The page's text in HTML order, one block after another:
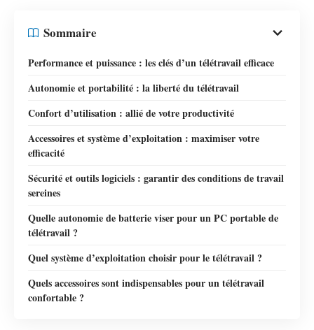
Sommaire
Performance et puissance : les clés d’un télétravail efficace
Autonomie et portabilité : la liberté du télétravail
Confort d’utilisation : allié de votre productivité
Accessoires et système d’exploitation : maximiser votre
efficacité
Sécurité et outils logiciels : garantir des conditions de travail
sereines
Quelle autonomie de batterie viser pour un PC portable de
télétravail ?
Quel système d’exploitation choisir pour le télétravail ?
Quels accessoires sont indispensables pour un télétravail
confortable ?